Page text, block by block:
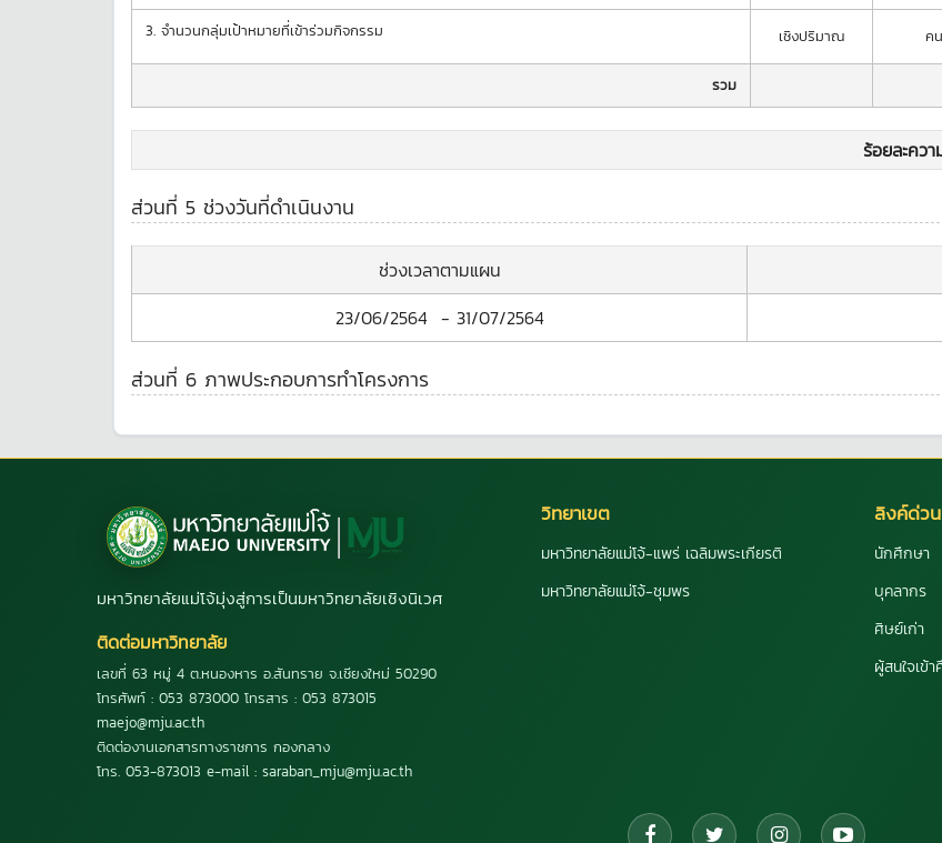
3. จำนวนกลุ่มเป้าหมายที่เข้าร่วมกิจกรรม เชิงปริมาณ คน
รวม
ร้อยละคว
ส่วนที่ 5 ช่วงวันที่ดำเนินงาน
ช่วงเวลาตามแผน
23/06/2564- 31/07/2564
ส่วนที่ 6 ภาพประกอบการทำโครงการ
มหาวิทยาลัยแม่โจ้มุ่งสู่การเป็นมหาวิทยาลัยเชิงนิเวศ
ติดต่อมหาวิทยาลัย
เลขที่ 63 หมู่ 4 ต.หนองหาร อ.สันทราย จ.เชียงใหม่ 50290
โทรศัพท์ : 053 873000 โทรสาร : 053 873015
maejo@mju.ac.th
ติดต่องานเอกสารทางราชการ กองกลาง
โทร. 053-873013 e-mail : saraban_mju@mju.ac.th
วิทยาเขต
มหาวิทยาลัยแม่โจ้-แพร่ เฉลิมพระเกียรติ
มหาวิทยาลัยแม่โจ้-ชุมพร
ลิงค์ด่วน
นักศึกษา
บุคลากร
ศิษย์เก่า
ผู้สนใจเข้